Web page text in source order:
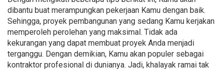
dibantu buat merampungkan pekerjaan Kamu dengan baik.
Sehingga, proyek pembangunan yang sedang Kamu kerjakan
memperoleh perolehan yang maksimal. Tidak ada
kekurangan yang dapat membuat proyek Anda menjadi
terganggu. Dengan demikian, Kamu akan populer sebagai
kontraktor profesional di dunianya. Jadi, khalayak ramai tak